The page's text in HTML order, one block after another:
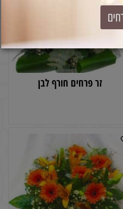
זר פרחים חורף לבן